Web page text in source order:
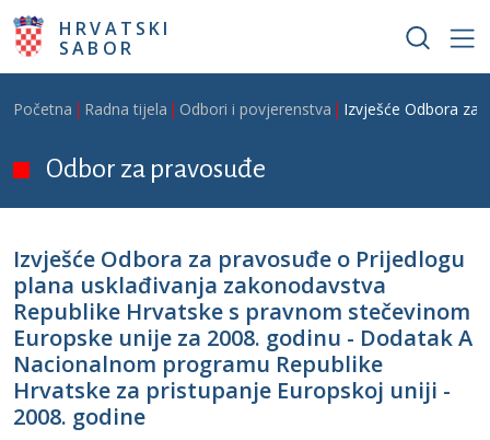
Skoči na glavni sadržaj
HRVATSKI
SABOR
Breadcrumb
Početna Radna tijela Odbori i povjerenstva Izvješće Odbora za
Odbor za pravosuđe
Izvješće Odbora za pravosuđe o Prijedlogu
plana usklađivanja zakonodavstva
Republike Hrvatske s pravnom stečevinom
Europske unije za 2008. godinu - Dodatak A
Nacionalnom programu Republike
Hrvatske za pristupanje Europskoj uniji -
2008. godine